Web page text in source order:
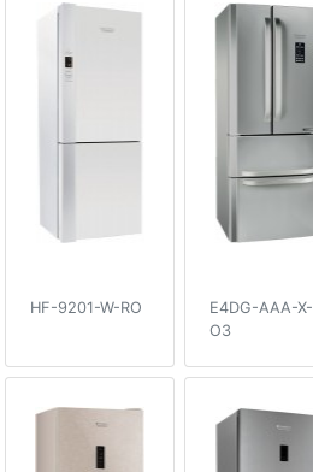
HF-9201-W-RO
E4DG-AAA-X-
O3